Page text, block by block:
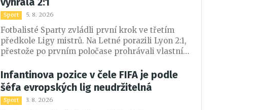
Sport 5. 8. 2026
Fotbalisté Sparty zvládli první krok ve třetím
předkole Ligy mistrů. Na Letné porazili Lyon 2:1,
přestože po prvním poločase prohrávali vlastním
Ryneš a John Mercado.
Infantinova pozice v čele FIFA je podle
šéfa evropských lig neudržitelná
Sport 3. 8. 2026